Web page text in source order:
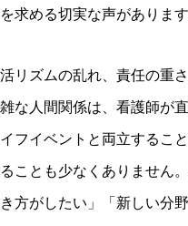
求める切実な声があります
リズムの乱れ、責任の重
な人間関係は、看護師が
フイベントと両立するこ
ことも少なくありません
方がしたい」「新しい分